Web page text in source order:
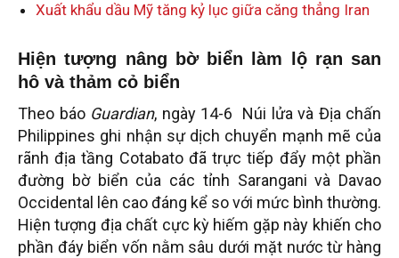
Xuất khẩu dầu Mỹ tăng kỷ lục giữa căng thẳng Iran
Hiện tượng nâng bờ biển làm lộ rạn san
hô và thảm cỏ biển
Theo báo Guardian, ngày 14-6 Núi lửa và Địa chấn
Philippines ghi nhận sự dịch chuyển mạnh mẽ của
rãnh địa tầng Cotabato đã trực tiếp đẩy một phần
đường bờ biển của các tỉnh Sarangani và Davao
Occidental lên cao đáng kể so với mức bình thường.
Hiện tượng địa chất cực kỳ hiếm gặp này khiến cho
phần đáy biển vốn nằm sâu dưới mặt nước từ hàng